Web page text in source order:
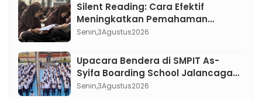
Silent Reading: Cara Efektif
Meningkatkan Pemahaman
Membaca atau Sekadar Diam
Senin,3Agustus2026
Upacara Bendera di SMPIT As-
Syifa Boarding School Jalancagak:
Menumbuhkan Karakter Pemimpin
Senin,3Agustus2026